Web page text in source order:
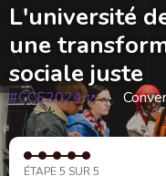
L'université
une
sociale juste
#CCE2024
(Lien
ÉTAPE 5 SUR 5